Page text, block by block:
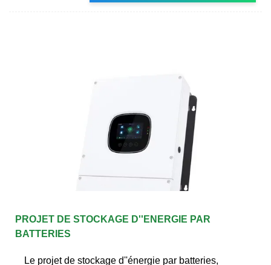
PROJET DE STOCKAGE D''ENERGIE PAR
BATTERIES
Le projet de stockage d''énergie par batteries,